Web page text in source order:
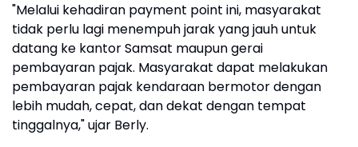
"Melalui kehadiran payment point ini, masyarakat
tidak perlu lagi menempuh jarak yang jauh untuk
datang ke kantor Samsat maupun gerai
pembayaran pajak. Masyarakat dapat melakukan
pembayaran pajak kendaraan bermotor dengan
lebih mudah, cepat, dan dekat dengan tempat
tinggalnya," ujar Berly.